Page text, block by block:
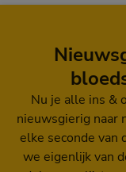
Nu je alle ins &
nieuwsgierig naar
elke seconde van
we eigenlijk van